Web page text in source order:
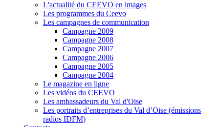
L'actualité du CEEVO en images
Les programmes du Ceevo
Les campagnes de communication
Campagne 2009
Campagne 2008
Campagne 2007
Campagne 2006
Campagne 2005
Campagne 2004
Le magazine en ligne
Les vidéos du CEEVO
Les ambassadeurs du Val d'Oise
Les portraits d’entreprises du Val d’Oise (émissions
radios IDFM)